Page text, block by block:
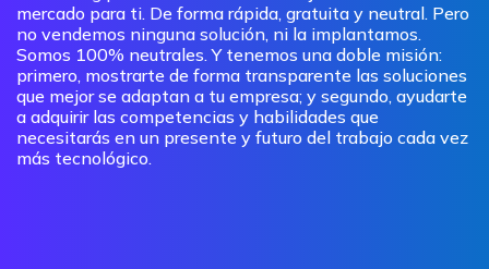
mercado para ti. De forma rápida, gratuita y neutral. Pero
no vendemos ninguna solución, ni la implantamos.
Somos 100% neutrales. Y tenemos una doble misión:
primero, mostrarte de forma transparente las soluciones
que mejor se adaptan a tu empresa; y segundo, ayudarte
a adquirir las competencias y habilidades que
necesitarás en un presente y futuro del trabajo cada vez
más tecnológico.